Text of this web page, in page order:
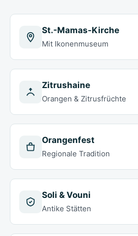
St.-Mamas-Kirche
Mit Ikonenmuseum
Zitrushaine
Orangen & Zitrusfrüchte
Orangenfest
Regionale Tradition
Soli & Vouni
Antike Stätten